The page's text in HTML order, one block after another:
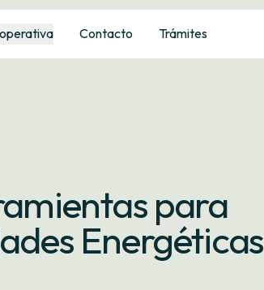
Contacto Trámites
para
Energéticas